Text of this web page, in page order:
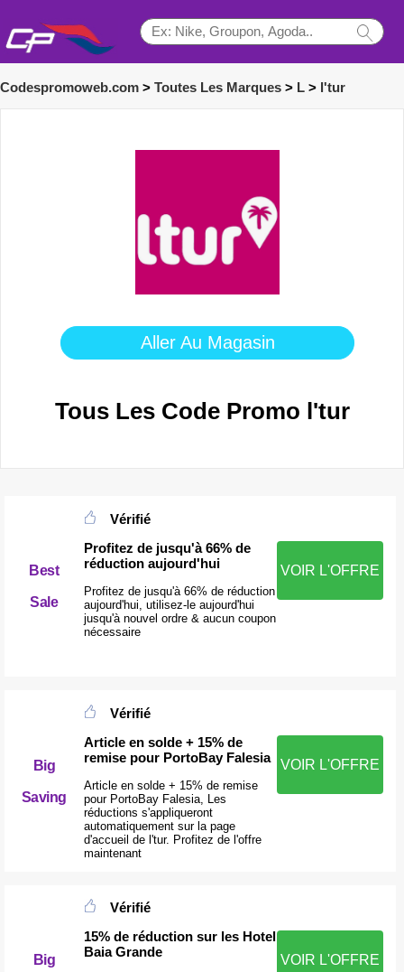
Codespromoweb.com > Toutes Les Marques > L > l'tur
Aller Au Magasin
Tous Les Code Promo l'tur
Best
Sale
Vérifié
Profitez de jusqu'à 66% de
réduction aujourd'hui
Profitez de jusqu'à 66% de réduction
aujourd'hui, utilisez-le aujourd'hui
jusqu'à nouvel ordre & aucun coupon
nécessaire
VOIR L'OFFRE
Big
Saving
Vérifié
Article en solde + 15% de
remise pour PortoBay Falesia
Article en solde + 15% de remise
pour PortoBay Falesia, Les
réductions s'appliqueront
automatiquement sur la page
d'accueil de l'tur. Profitez de l'offre
maintenant
VOIR L'OFFRE
Big
Vérifié
15% de réduction sur les Hotel
Baia Grande
VOIR L'OFFRE